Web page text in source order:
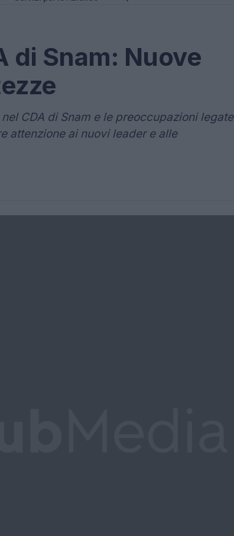
di Snam: Nuove
CDA di Snam e le preoccupazioni legate
attenzione ai nuovi leader e alle